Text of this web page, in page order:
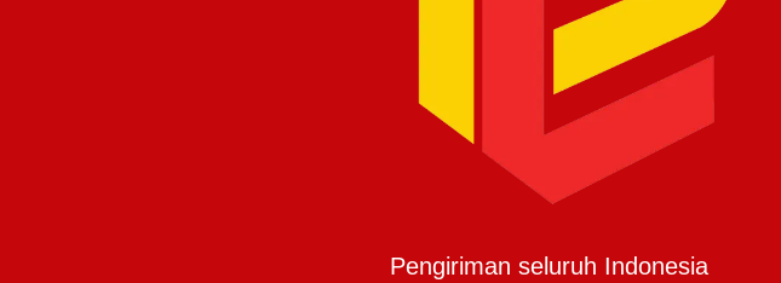
Pengiriman seluruh Indonesia